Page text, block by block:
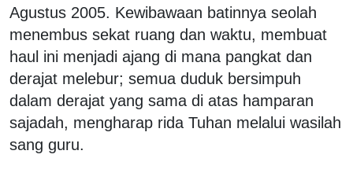
Agustus 2005. Kewibawaan batinnya seolah
menembus sekat ruang dan waktu, membuat
haul ini menjadi ajang di mana pangkat dan
derajat melebur; semua duduk bersimpuh
dalam derajat yang sama di atas hamparan
sajadah, mengharap rida Tuhan melalui wasilah
sang guru.